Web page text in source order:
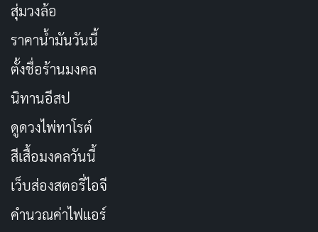
เหนื่อยล้าแต่ก็พร้อมจะปกป้องครอบครัวเสมอ ท่าทีของ
เขาเมื่อเผชิญกับสถานการณ์อันตรายรู้สึกเป็นธรรมชาติ
และเคมีที่มีกับนักแสดงคนอื่นๆ ก็ยังคงดีอยู่ แต่บทบาทนี้ก็
ไม่ได้ท้าทายความสามารถของเขามากนัก เป็นแค่การทำซ้ำ
สิ่งที่เขาเคยทำมาหลายครั้งแล้วในหนังแนวนี้
มิเชล โมนาแฮน
มากขึ้นในภาคนี้ เธอไม่ใช่แค่ภรรยาที่ต้องอดทนกับ
สถานการณ์ที่สามีสร้างขึ้นอีกต่อไป แต่กลับเป็นพาร์ทเนอร์
ที่สามารถช่วยเหลือและเข้าร่วมในการต่อสู้ได้ บางฉากเธอ
แสดงให้เห็นว่าทักษะของแดนส่งผลกระทบต่อเธออย่างไร
สุ่มวงล้อ
ราคาน้ำมันวันนี้
ตั้งชื่อร้านมงคล
นิทานอีสป
ดูดวงไพ่ทาโรต์
สีเสื้อมงคลวันนี้
เว็บส่องสตอรี่ไอจี
คำนวณค่าไฟแอร์